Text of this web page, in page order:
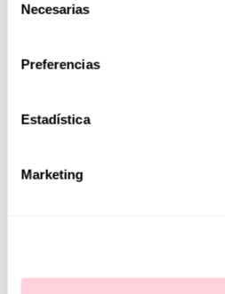
Necesarias
Preferencias
Estadística
Marketing